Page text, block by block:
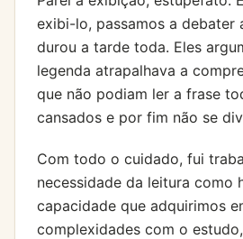
exibi-lo, passamos a debater
durou a tarde toda. Eles
legenda atrapalhava a
que não podiam ler a frase
cansados e por fim não se
Com todo o cuidado, fui
necessidade da leitura como
capacidade que adquirimos
complexidades com o